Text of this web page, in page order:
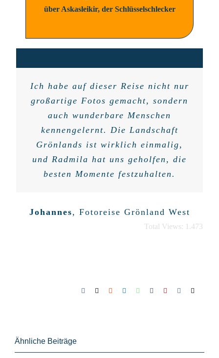
über Askasleikir, der Schlüsselschlecker
Ich habe auf dieser Reise nicht nur
großartige Fotos gemacht, sondern
auch wunderbare Menschen
kennengelernt. Die Landschaft
Grönlands ist wirklich einmalig,
und Radmila hat uns geholfen, die
besten Momente festzuhalten.
Johannes, Fotoreise Grönland West
Total Views: 1.473
Facebook Reddit LinkedInWhatsApp
TumblrPinterest
Ähnliche Beiträge